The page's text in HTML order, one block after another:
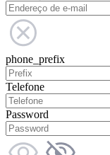
phone_prefix
Telefone
Password